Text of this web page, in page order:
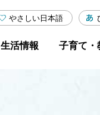
やさしい日本語
生活情報 子育て・